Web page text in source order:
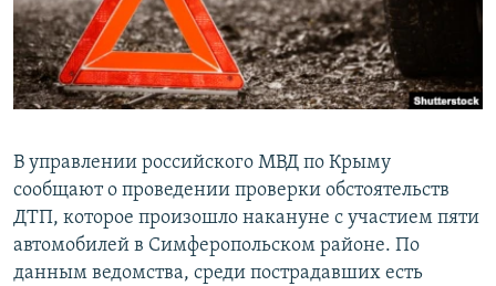
ПОБЕДИТЕЛЕЙ НЕ СУДЯТ?
КРЫМ.НЕПОКОРЕННЫЙ
ELIFBE
ПРИСОЕДИНЯЙТЕСЬ!
Все сайты RFE/RL
В управлении российского МВД по Крыму
сообщают о проведении проверки обстоятельств
ДТП, которое произошло накануне с участием пяти
автомобилей в Симферопольском районе. По
данным ведомства, среди пострадавших есть